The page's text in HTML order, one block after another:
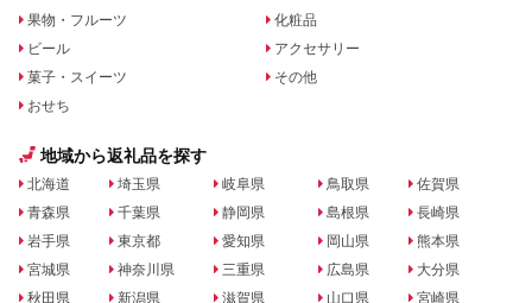
果物・フルーツ
ビール
菓子・スイーツ
おせち
化粧品
アクセサリー
その他
地域から返礼品を探す
北海道
青森県
岩手県
宮城県
秋田県
埼玉県
千葉県
東京都
神奈川県
新潟県
岐阜県
静岡県
愛知県
三重県
滋賀県
鳥取県
島根県
岡山県
広島県
山口県
佐賀県
長崎県
熊本県
大分県
宮崎県